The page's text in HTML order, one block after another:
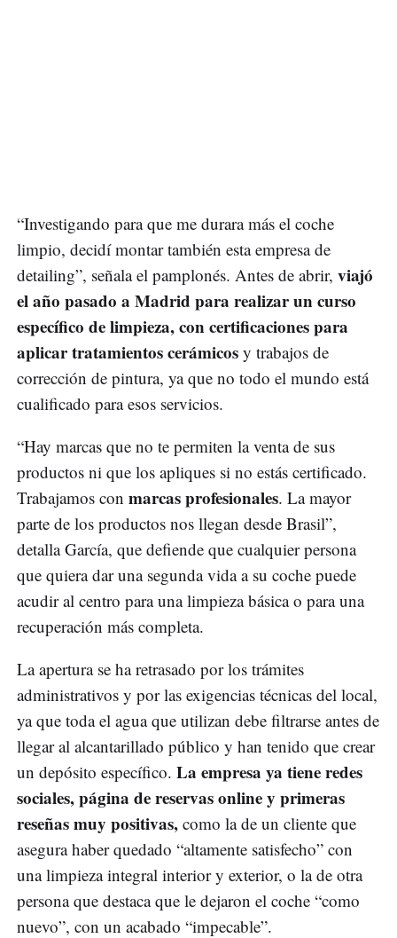
“Investigando para que me durara más el coche
limpio, decidí montar también esta empresa de
detailing”, señala el pamplonés. Antes de abrir, viajó
el año pasado a Madrid para realizar un curso
específico de limpieza, con certificaciones para
aplicar tratamientos cerámicos y trabajos de
corrección de pintura, ya que no todo el mundo está
cualificado para esos servicios.
“Hay marcas que no te permiten la venta de sus
productos ni que los apliques si no estás certificado.
Trabajamos con marcas profesionales. La mayor
parte de los productos nos llegan desde Brasil”,
detalla García, que defiende que cualquier persona
que quiera dar una segunda vida a su coche puede
acudir al centro para una limpieza básica o para una
recuperación más completa.
La apertura se ha retrasado por los trámites
administrativos y por las exigencias técnicas del local,
ya que toda el agua que utilizan debe filtrarse antes de
llegar al alcantarillado público y han tenido que crear
un depósito específico. La empresa ya tiene redes
sociales, página de reservas online y primeras
reseñas muy positivas, como la de un cliente que
asegura haber quedado “altamente satisfecho” con
una limpieza integral interior y exterior, o la de otra
persona que destaca que le dejaron el coche “como
nuevo”, con un acabado “impecable”.